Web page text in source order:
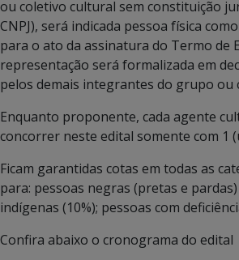
ou coletivo cultural sem constituição
CNPJ), será indicada pessoa física
para o ato da assinatura do Termo de
representação será formalizada em
pelos demais integrantes do grupo ou
Enquanto proponente, cada agente
concorrer neste edital somente com 1
Ficam garantidas cotas em todas as
para: pessoas negras (pretas e pardas)
indígenas (10%); pessoas com
Confira abaixo o cronograma do edital